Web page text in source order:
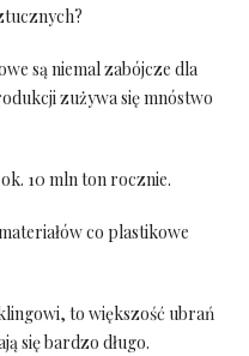
są niemal zabójcze dla
zużywa się mnóstwo
10 mln ton rocznie.
co plastikowe
to większość ubrań
się bardzo długo.